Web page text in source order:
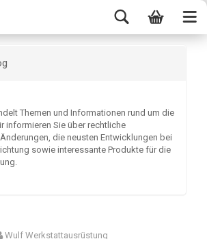
Themen und Informationen rund um die
informieren Sie über rechtliche
die neusten Entwicklungen bei
sowie interessante Produkte für die
Wulf Werkstattausrüstung